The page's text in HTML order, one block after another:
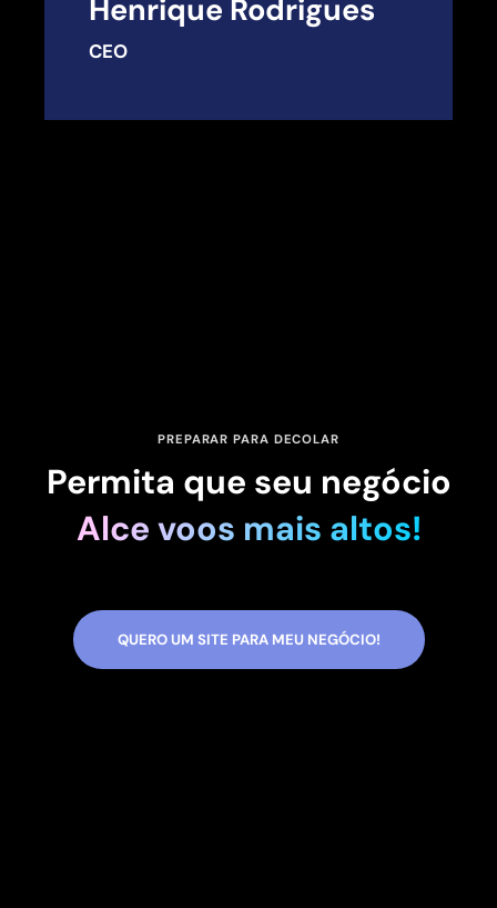
Henrique Rodrigues
CEO
PREPARAR PARA DECOLAR
Permita que seu negócio
Alce voos mais altos!
QUERO UM SITE PARA MEU NEGÓCIO!